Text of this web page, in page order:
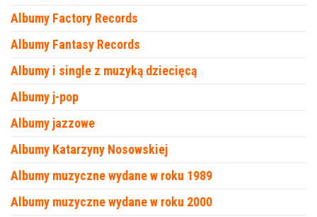
Albumy Factory Records
Albumy Fantasy Records
Albumy i single z muzyką dziecięcą
Albumy j-pop
Albumy jazzowe
Albumy Katarzyny Nosowskiej
Albumy muzyczne wydane w roku 1989
Albumy muzyczne wydane w roku 2000